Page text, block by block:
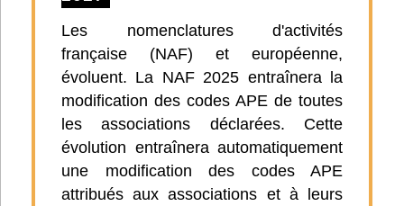
Les nomenclatures d'activités
française (NAF) et européenne,
évoluent. La NAF 2025 entraînera la
modification des codes APE de toutes
les associations déclarées. Cette
évolution entraînera automatiquement
une modification des codes APE
attribués aux associations et à leurs